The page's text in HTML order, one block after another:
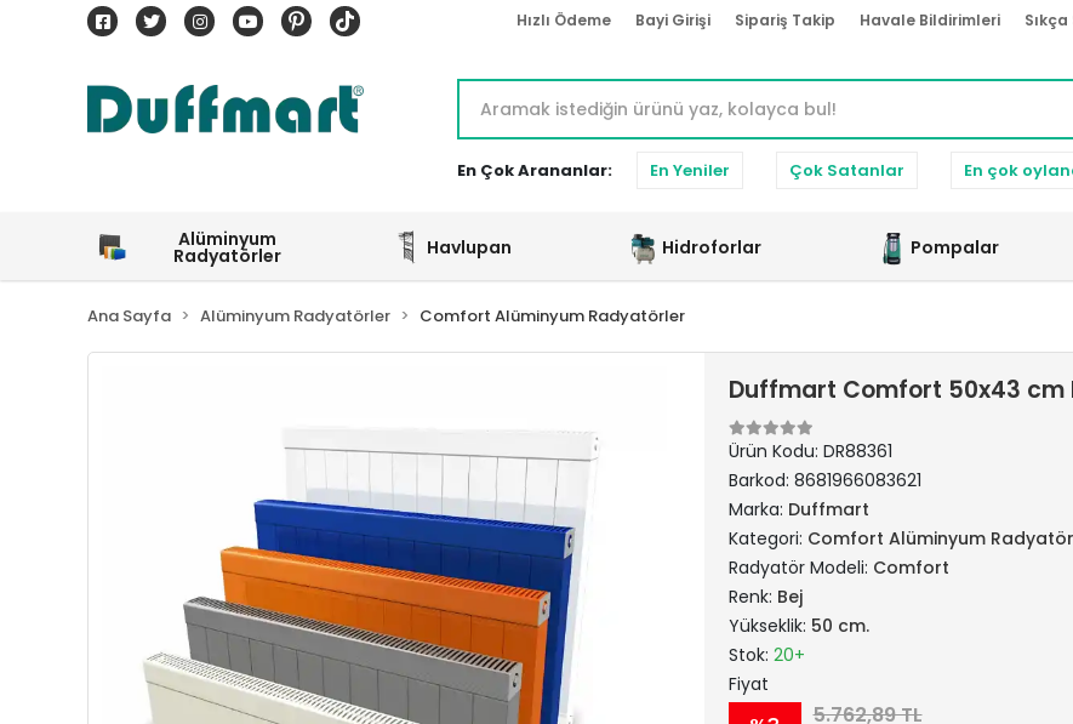
Hızlı Ödeme Bayi Girişi Sipariş Takip Havale Bildirimleri
En Çok Arananlar: En Yeniler Çok Satanlar En çok
Alüminyum
Radyatörler Havlupan Hidroforlar Pompalar
Ana Sayfa Alüminyum Radyatörler Comfort Alüminyum Radyatörler
Duffmart Comfort 50x43 cm
Ürün Kodu: DR88361
Barkod: 8681966083621
Marka: Duffmart
Kategori: Comfort Alüminyum
Radyatör Modeli: Comfort
Renk: Bej
Yükseklik: 50 cm.
Stok: 20+
Fiyat
5.762,89 TL